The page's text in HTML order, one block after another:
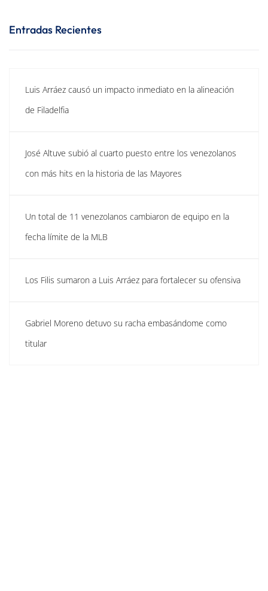
Entradas Recientes
Luis Arráez causó un impacto inmediato en la alineación
de Filadelfia
José Altuve subió al cuarto puesto entre los venezolanos
con más hits en la historia de las Mayores
Un total de 11 venezolanos cambiaron de equipo en la
fecha límite de la MLB
Los Filis sumaron a Luis Arráez para fortalecer su ofensiva
Gabriel Moreno detuvo su racha embasándome como
titular